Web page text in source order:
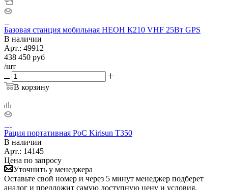
Базовая станция мобильная НЕОН К210 VHF 25Вт GPS
В наличии
Арт.: 49912
438 450 руб
/шт
В корзину
Рация портативная PoC Kirisun T350
В наличии
Арт.: 14145
Цена по запросу
Уточнить у менеджера
Оставьте свой номер и через 5 минут менеджер подберет
аналог и предложит самую доступную цену и условия.